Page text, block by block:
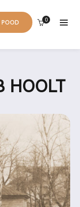
POOD 0
HOOLT